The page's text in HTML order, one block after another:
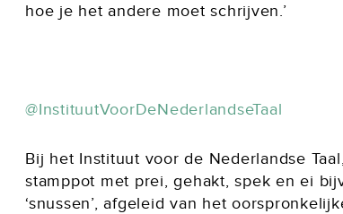
hoe je het andere moet schrijven.’
@InstituutVoorDeNederlandseTaal
Bij het Instituut voor de Nederlandse
stamppot met prei, gehakt, spek en ei
‘snussen’, afgeleid van het